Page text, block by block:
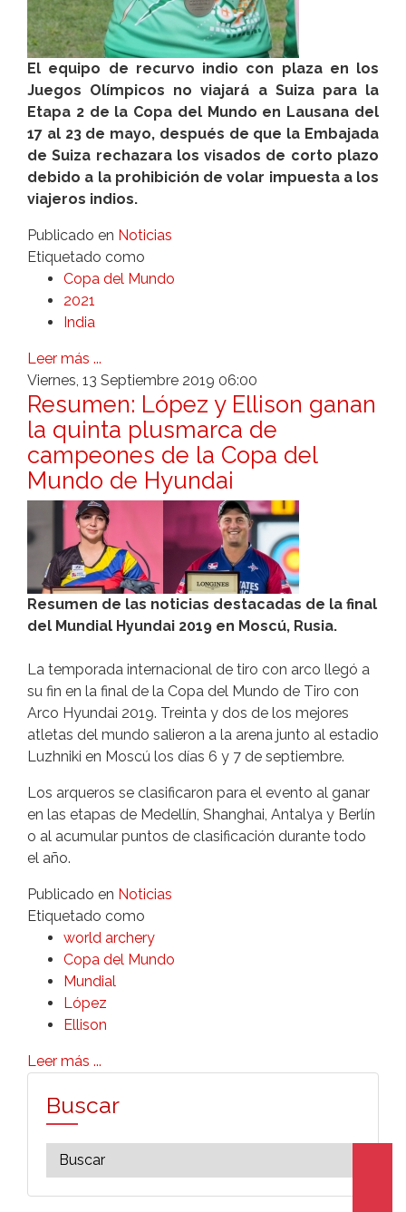
El equipo de recurvo indio con plaza en los
Juegos Olímpicos no viajará a Suiza para la
Etapa 2 de la Copa del Mundo en Lausana del
17 al 23 de mayo, después de que la Embajada
de Suiza rechazara los visados de corto plazo
debido a la prohibición de volar impuesta a los
viajeros indios.
Publicado en Noticias
Etiquetado como
Copa del Mundo
2021
India
Leer más ...
Viernes, 13 Septiembre 2019 06:00
Resumen: López y Ellison ganan
la quinta plusmarca de
campeones de la Copa del
Mundo de Hyundai
Resumen de las noticias destacadas de la final
del Mundial Hyundai 2019 en Moscú, Rusia.
La temporada internacional de tiro con arco llegó a
su fin en la final de la Copa del Mundo de Tiro con
Arco Hyundai 2019. Treinta y dos de los mejores
atletas del mundo salieron a la arena junto al estadio
Luzhniki en Moscú los días 6 y 7 de septiembre.
Los arqueros se clasificaron para el evento al ganar
en las etapas de Medellín, Shanghai, Antalya y Berlín
o al acumular puntos de clasificación durante todo
el año.
Publicado en Noticias
Etiquetado como
world archery
Copa del Mundo
Mundial
López
Ellison
Leer más ...
Buscar